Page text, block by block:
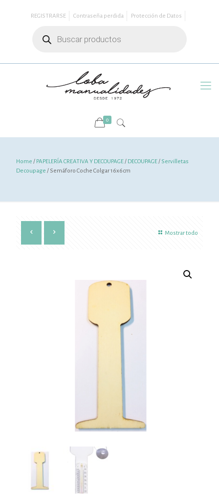
REGISTRARSE Contraseña perdida
Protección de Datos
productos
0
Home / PAPELERÍA CREATIVA Y DECOUPAGE/ DECOUPAGE/ Servilletas
Decoupage / Semáforo Coche Colgar 16x6cm
Mostrar todo